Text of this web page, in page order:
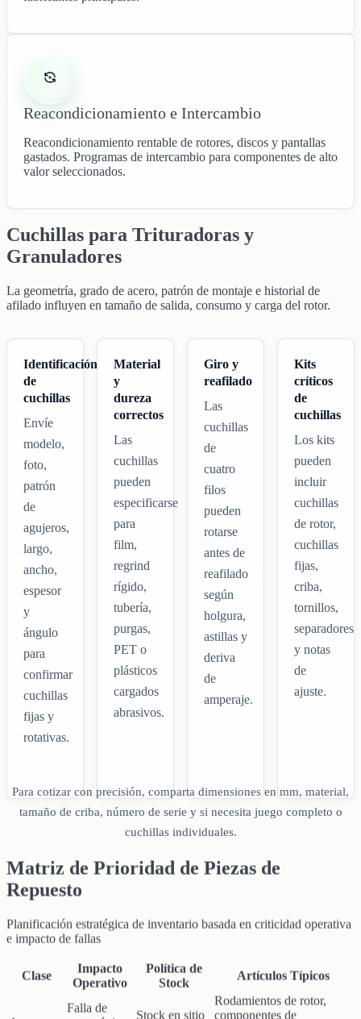
Reacondicionamiento e Intercambio
Reacondicionamiento rentable de rotores, discos y pantallas
gastados. Programas de intercambio para componentes de alto
valor seleccionados.
Cuchillas para Trituradoras y
Granuladores
La geometría, grado de acero, patrón de montaje e historial de
afilado influyen en tamaño de salida, consumo y carga del rotor.
Identificación
de
cuchillas
Envíe
modelo,
foto,
patrón
de
agujeros,
largo,
ancho,
espesor
y
ángulo
para
confirmar
cuchillas
fijas y
rotativas.
Material
y
dureza
correctos
Las
cuchillas
pueden
especificarse
para
film,
regrind
rígido,
tubería,
purgas,
PET o
plásticos
cargados
abrasivos.
Giro y
reafilado
Las
cuchillas
de
cuatro
filos
pueden
rotarse
antes de
reafilado
según
holgura,
astillas y
deriva
de
amperaje.
Kits
críticos
de
cuchillas
Los kits
pueden
incluir
cuchillas
de rotor,
cuchillas
fijas,
criba,
tornillos,
separadores
y notas
de
ajuste.
Para cotizar con precisión, comparta dimensiones en mm, material,
tamaño de criba, número de serie y si necesita juego completo o
cuchillas individuales.
Matriz de Prioridad de Piezas de
Repuesto
Planificación estratégica de inventario basada en criticidad operativa
e impacto de fallas
Clase
Impacto
Operativo
Política de
Stock
Artículos Típicos
Falla de
Stock en sitio
Rodamientos de rotor,
componentes de